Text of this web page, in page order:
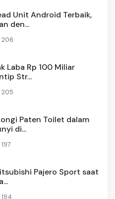
Unit Android Terbaik,
den...
206
Laba Rp 100 Miliar
Str...
205
Paten Toilet dalam
di...
197
Pajero Sport saat
194